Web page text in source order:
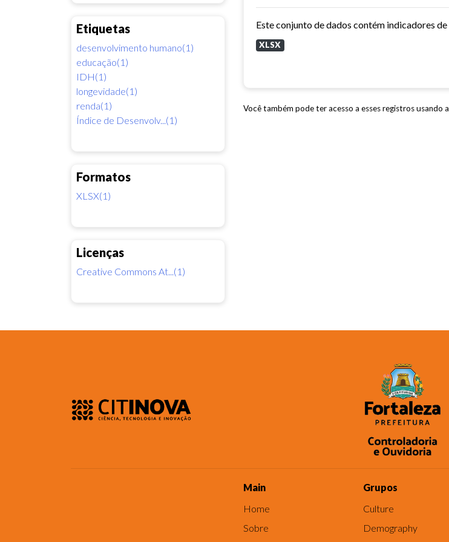
Etiquetas
desenvolvimento humano(1)
educação(1)
IDH(1)
longevidade(1)
renda(1)
Índice de Desenvolv...(1)
Formatos
XLSX(1)
Licenças
Creative Commons At...(1)
XLSX
Você também pode ter acesso a esses registros usando a
Main
Home
Sobre
Grupos
Culture
Demography